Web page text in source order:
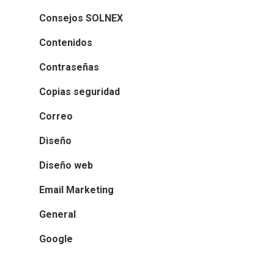
Consejos SOLNEX
Contenidos
Contraseñas
Copias seguridad
Correo
Diseño
Diseño web
Email Marketing
General
Google